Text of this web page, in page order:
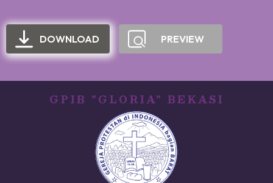
DOWNLOAD PREVIEW
GPIB "GLORIA" BEKASI